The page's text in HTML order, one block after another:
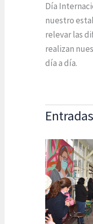
Día
nuestro
relevar las
realizan
día a día.